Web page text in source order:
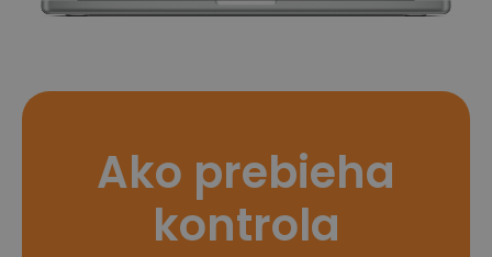
Ako prebieha
kontrola